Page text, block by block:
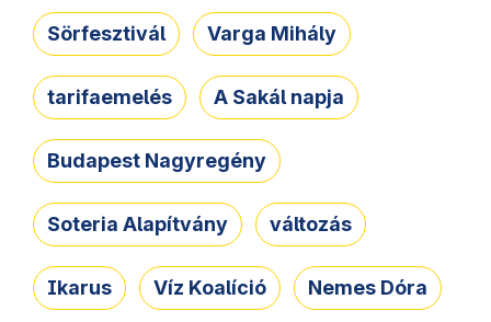
Sörfesztivál Varga Mihály
tarifaemelés A Sakál napja
Budapest Nagyregény
Soteria Alapítvány változás
Ikarus Víz Koalíció Nemes Dóra